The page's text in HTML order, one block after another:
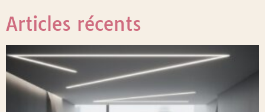
Articles récents